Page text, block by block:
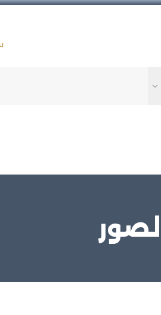
show submenu for "More"